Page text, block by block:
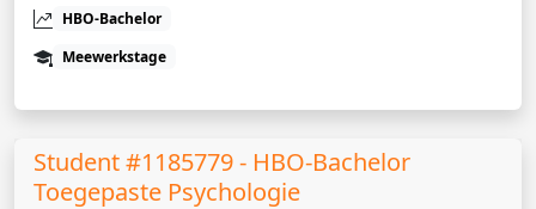
HBO-Bachelor
Meewerkstage
Student #1185779 - HBO-Bachelor
Toegepaste Psychologie